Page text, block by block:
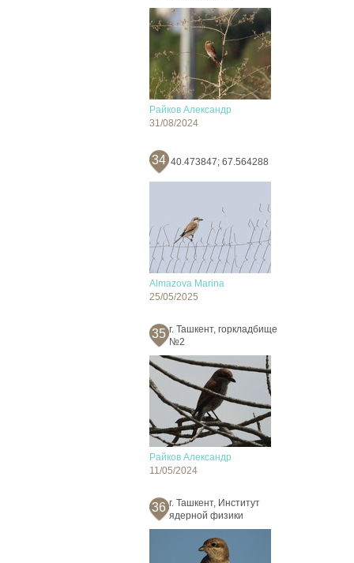
Райков Александр
31/08/2024
34 40.473847; 67.564288
Almazova Marina
25/05/2025
35 г. Ташкент, горкладбище
№2
Райков Александр
11/05/2024
36 г. Ташкент, Институт
ядерной физики